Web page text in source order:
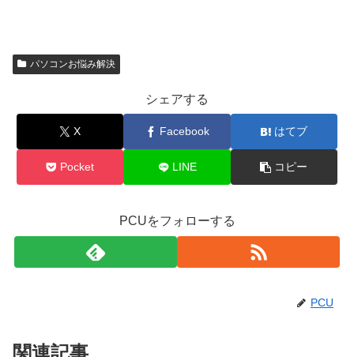
パソコンお悩み解決
シェアする
X Facebook はてブ
Pocket LINE コピー
PCUをフォローする
PCU
関連記事